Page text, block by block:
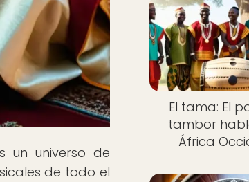
un universo de
de todo el
El tama: El
tambor
África